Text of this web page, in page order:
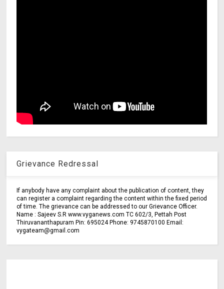
Grievance Redressal
If anybody have any complaint about the publication of content, they
can register a complaint regarding the content within the fixed period
of time. The grievance can be addressed to our Grievance Officer.
Name : Sajeev S.R www.vyganews.com TC 602/3, Pettah Post
Thiruvananthapuram Pin: 695024 Phone: 9745870100 Email:
vygateam@gmail.com